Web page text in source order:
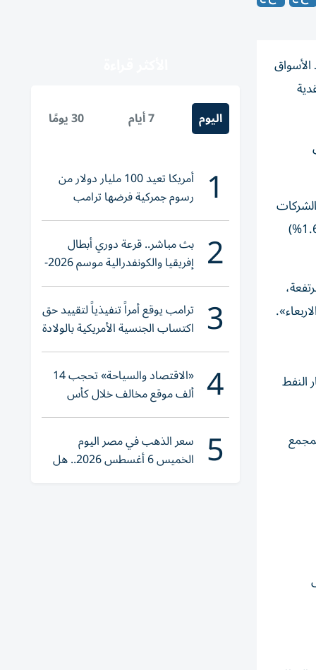
السبع هي إنفيديا (+2.3%) وأبل (+1.38%) ومايكروسوف (-0.63%) وألفابت (+3.94%) وميتا بلاتفورمز (+2.26%) وأمازون (+1.62%)
النفط
ناسداك المجمع
اليوم 7 أيام 30 يومًا
1 أمريكا تعيد 100 مليار دولار من
رسوم جمركية فرضها ترامب
2 بث مباشر.. قرعة دوري أبطال
إفريقيا والكونفدرالية موسم 2026-
2027
3 ترامب يوقع أمراً تنفيذياً لتقييد حق
اكتساب الجنسية الأمريكية بالولادة
4 «الاقتصاد والسياحة» تحجب 14
ألف موقع مخالف خلال كأس
العالم 2026
5 سعر الذهب في مصر اليوم
الخميس 6 أغسطس 2026.. هل